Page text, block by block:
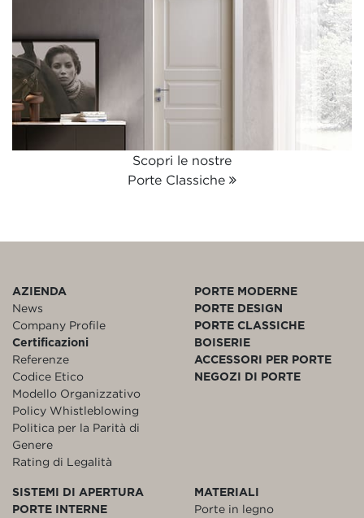
Scopri le nostre
Porte Classiche
AZIENDA
News
Company Profile
Certificazioni
Referenze
Codice Etico
Modello Organizzativo
Policy Whistleblowing
Politica per la Parità di
Genere
Rating di Legalità
PORTE MODERNE
PORTE DESIGN
PORTE CLASSICHE
BOISERIE
ACCESSORI PER PORTE
NEGOZI DI PORTE
SISTEMI DI APERTURA
PORTE INTERNE
MATERIALI
Porte in legno